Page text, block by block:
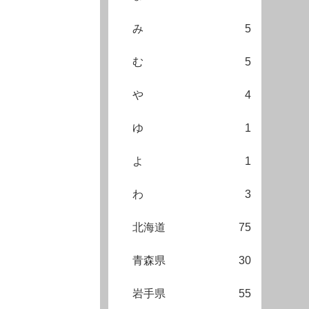
み 5
む 5
や 4
ゆ 1
よ 1
わ 3
北海道 75
青森県 30
岩手県 55